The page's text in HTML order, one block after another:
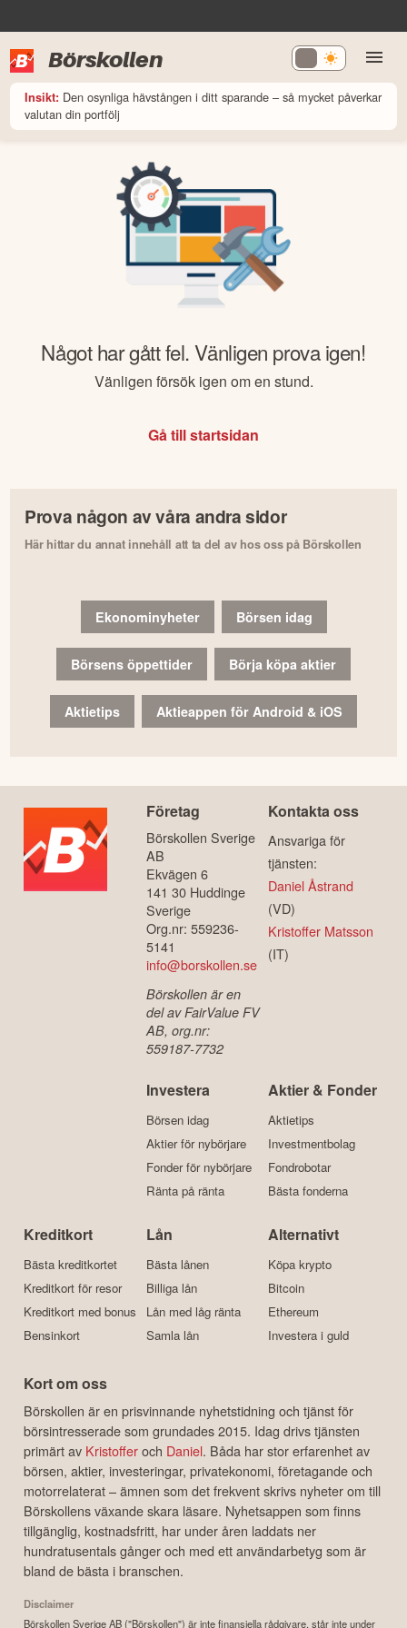
Börskollen
Insikt: Den osynliga hävstången i ditt sparande – så mycket påverkar
valutan din portfölj
Något har gått fel. Vänligen prova igen!
Vänligen försök igen om en stund.
Gå till startsidan
Prova någon av våra andra sidor
Här hittar du annat innehåll att ta del av hos oss på Börskollen
Ekonominyheter Börsen idag
Börsens öppettider Börja köpa aktier
Aktietips Aktieappen för Android & iOS
Företag
Börskollen Sverige
AB
Ekvägen 6
141 30 Huddinge
Sverige
Org.nr: 559236-
5141
info@borskollen.se
Börskollen är en
del av FairValue FV
AB, org.nr:
559187-7732
Kontakta oss
Ansvariga för
tjänsten:
Daniel Åstrand
(VD)
Kristoffer Matsson
(IT)
Investera
Börsen idag
Aktier för nybörjare
Fonder för nybörjare
Ränta på ränta
Aktier & Fonder
Aktietips
Investmentbolag
Fondrobotar
Bästa fonderna
Kreditkort
Bästa kreditkortet
Kreditkort för resor
Kreditkort med bonus
Bensinkort
Lån
Bästa lånen
Billiga lån
Lån med låg ränta
Samla lån
Alternativt
Köpa krypto
Bitcoin
Ethereum
Investera i guld
Kort om oss
Börskollen är en prisvinnande nyhetstidning och tjänst för
börsintresserade som grundades 2015. Idag drivs tjänsten
primärt av Kristofferoch Daniel. Båda har stor erfarenhet av
börsen, aktier, investeringar, privatekonomi, företagande och
motorrelaterat – ämnen som det frekvent skrivs nyheter om till
Börskollens växande skara läsare. Nyhetsappen som finns
tillgänglig, kostnadsfritt, har under åren laddats ner
hundratusentals gånger och med ett användarbetyg som är
bland de bästa i branschen.
Disclaimer
Börskollen Sverige AB ("Börskollen") är inte finansiella rådgivare, står inte under